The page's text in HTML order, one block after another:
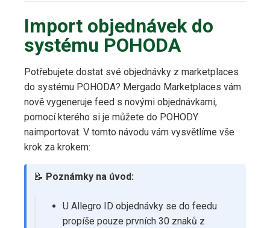
Import objednávek do
systému POHODA
Potřebujete dostat své objednávky z marketplaces
do systému POHODA? Mergado Marketplaces vám
nově vygeneruje feed s novými objednávkami,
pomocí kterého si je můžete do POHODY
naimportovat. V tomto návodu vám vysvětlíme vše
krok za krokem:
📝 Poznámky na úvod:
U Allegro ID objednávky se do feedu
propíše pouze prvních 30 znaků z